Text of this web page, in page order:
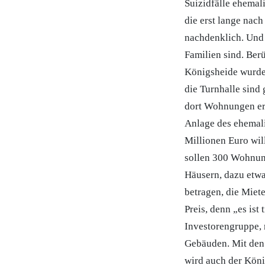
Suizidfälle
die erst lange
nachdenklich.
Familien sind.
Königsheide
die Turnhalle sind
dort Wohnungen
Anlage des
Millionen Euro
sollen 300
Häusern, dazu
betragen, die
Preis, denn „es
Investorengruppe,
Gebäuden. Mit
wird auch der